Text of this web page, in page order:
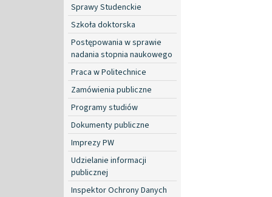
Sprawy Studenckie
Szkoła doktorska
Postępowania w sprawie
nadania stopnia naukowego
Praca w Politechnice
Zamówienia publiczne
Programy studiów
Dokumenty publiczne
Imprezy PW
Udzielanie informacji
publicznej
Inspektor Ochrony Danych